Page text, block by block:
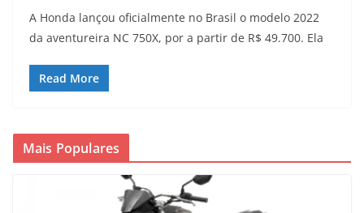
A Honda lançou oficialmente no Brasil o modelo 2022
da aventureira NC 750X, por a partir de R$ 49.700. Ela
Read More
Mais Populares